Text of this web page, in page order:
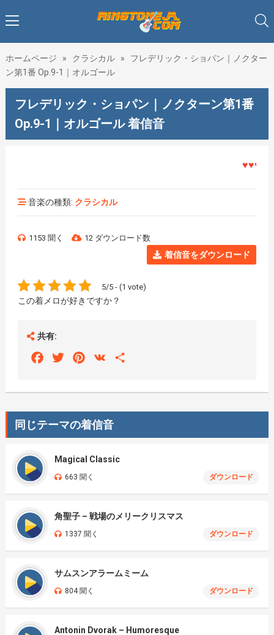
ホームページ » クラシカル »
フレデリック・ショパン｜ノクター
ン第1番 Op.9-1｜オルゴール
フレデリック・ショパン｜ノクターン第1番
Op.9-1｜オルゴール 着信音
♥♥♥着メ
音楽の種類: クラシカル
1153 聞く 12 ダウンロード数
着信音をダウンロード
5/5 - (1 vote)
この着メロが好きですか？
共有:
FacebookTwitterPinterest
VK
同じテーマの着信音
Magical Classic
663 聞く ダウンロード
角聖子 – 戦場のメリークリスマス
1337 聞く ダウンロード
サムスンアラームミーム
804 聞く ダウンロード
Antonin Dvorak – Humoresque